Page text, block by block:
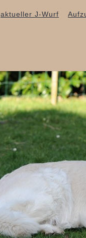
aktueller J-Wurf